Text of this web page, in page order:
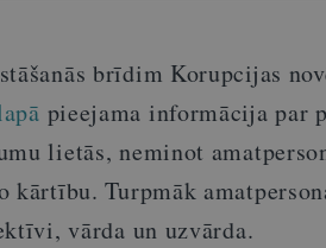
brīdim Korupcijas
pieejama informācija par
lietās, neminot
kārtību. Turpmāk
vārda un uzvārda.